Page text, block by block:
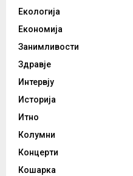
Екологија
Економија
Занимливости
Здравје
Интервју
Историја
Итно
Колумни
Концерти
Кошарка